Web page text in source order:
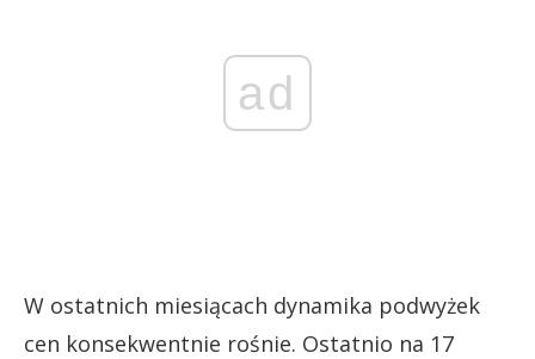
ad
W ostatnich miesiącach dynamika podwyżek
cen konsekwentnie rośnie. Ostatnio na 17